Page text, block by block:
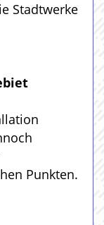
Stadtwerke
Punkten.